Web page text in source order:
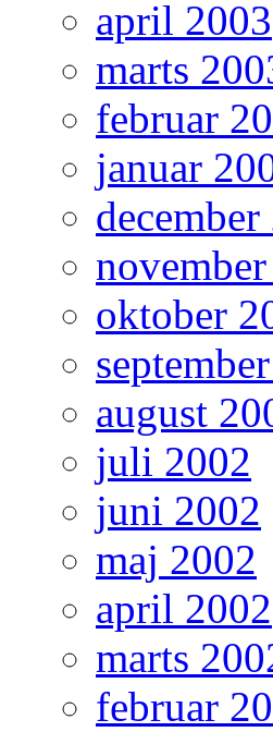
april 2003
marts
februar
januar
oktober
august
juli 2002
juni 2002
maj 2002
april 2002
marts
februar